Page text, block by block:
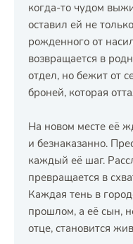
когда-то чудом
оставил ей не
рожденного от
возвращается в
отдел, но бежит от
броней, которая
На новом месте её
и безнаказанно.
каждый её шаг.
превращается в
Каждая тень в
прошлом, а её сын,
отце, становится